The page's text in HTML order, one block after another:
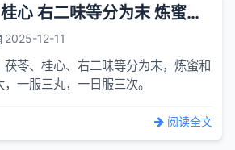
轻身秘方 茯苓 桂心 右二味等分为末 炼蜜和酒 服如鸡子黄许大
2025-12-11
苓、桂心、右二味等分为末，炼蜜和
一服三丸，一日服三次。
阅读全文